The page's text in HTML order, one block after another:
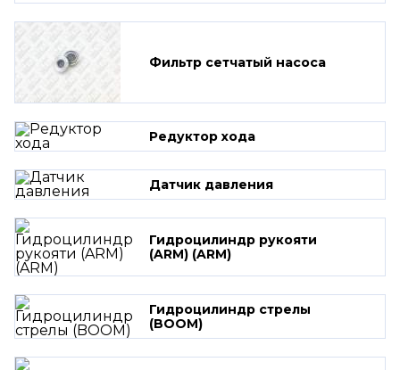
Фильтр сетчатый насоса
Редуктор хода
Датчик давления
Гидроцилиндр рукояти
(ARM) (ARM)
Гидроцилиндр стрелы
(BOOM)